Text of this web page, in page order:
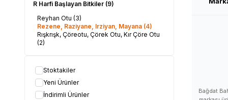
R Harfi Başlayan Bitkiler (9)
Reyhan Otu (3)
Rezene, Raziyane, Irziyan, Mayana (4)
Rışkrışk, Çöreotu, Çörek Otu, Kır Çöre Otu
(2)
Stoktakiler
Yeni Ürünler
İndirimli Ürünler
Bağdat